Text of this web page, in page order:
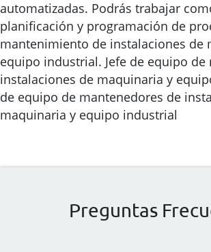
automatizadas. Podrás trabajar
planificación y programación de
mantenimiento de instalaciones de
equipo industrial. Jefe de equipo
instalaciones de maquinaria y
de equipo de mantenedores de
maquinaria y equipo industrial
Preguntas